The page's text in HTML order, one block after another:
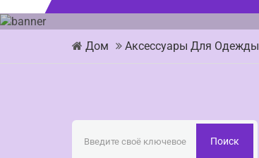
Дом Аксессуары Для Одежды
Поиск